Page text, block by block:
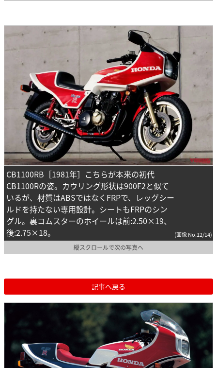
CB1100RB［1981年］こちらが本来の初代
CB1100Rの姿。カウリング形状は900F2と似て
いるが、材質はABSではなくFRPで、レッグシー
ルドを持たない専用設計。シートもFRPのシン
グル。裏コムスターのホイールは前:2.50×19、
後:2.75×18。
(画像 No.12/14)
縦スクロールで次の写真へ
記事へ戻る